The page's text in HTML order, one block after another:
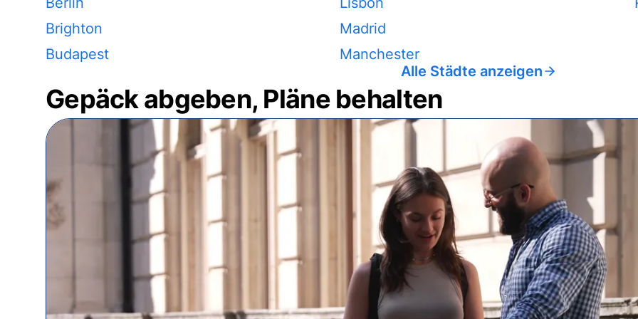
Brighton
Budapest
Madrid
Manchester
Alle Städte anzeigen
Gepäck abgeben, Pläne behalten